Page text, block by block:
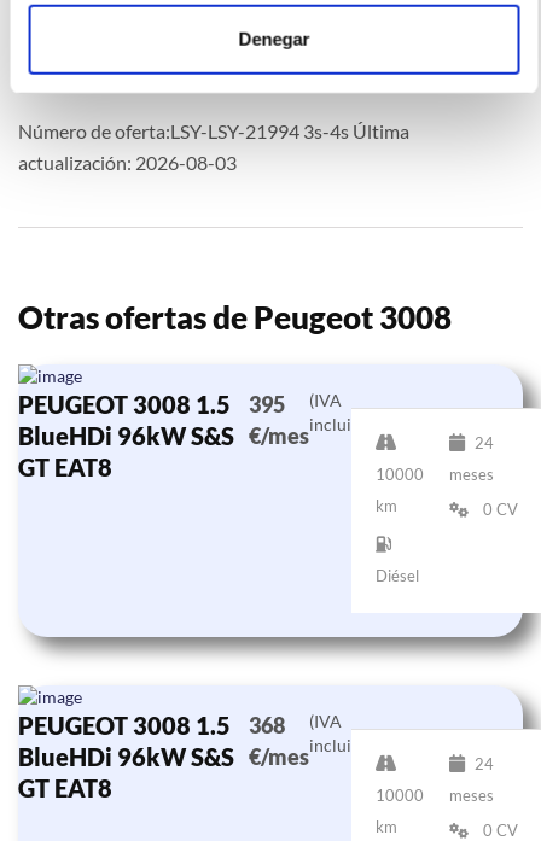
Denegar
obtenida de la empresa ofertante del renting y tiene solo
efectos informativos no contractuales.
Número de oferta:LSY-LSY-21994 3s-4s Última
actualización: 2026-08-03
Otras ofertas de Peugeot 3008
PEUGEOT 3008 1.5
BlueHDi 96kW S&S
GT EAT8
395
€/mes
(IVA
incluido)
10000
km
24
meses
0 CV
Diésel
PEUGEOT 3008 1.5
BlueHDi 96kW S&S
GT EAT8
368
€/mes
(IVA
incluido)
10000
km
24
meses
0 CV